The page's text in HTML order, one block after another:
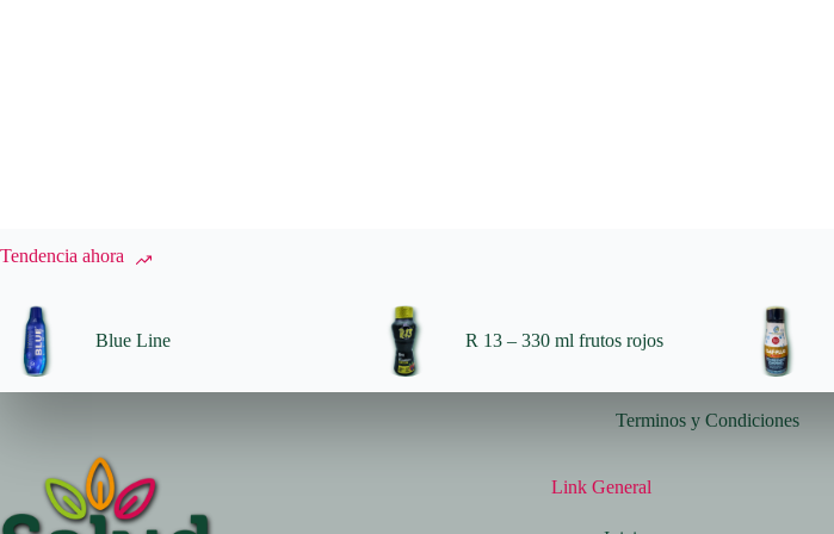
Tendencia ahora
Blue Line R 13 – 330 ml frutos rojos
Terminos y Condiciones
Link General